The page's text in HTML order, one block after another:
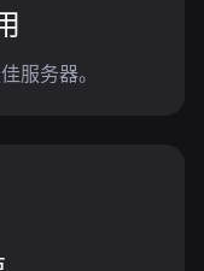
服务器。